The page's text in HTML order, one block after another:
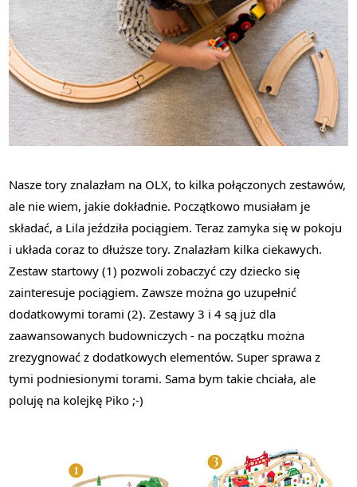
Nasze tory znalazłam na OLX, to kilka połączonych zestawów,
ale nie wiem, jakie dokładnie. Początkowo musiałam je
składać, a Lila jeździła pociągiem. Teraz zamyka się w pokoju
i układa coraz to dłuższe tory. Znalazłam kilka ciekawych.
Zestaw startowy (1) pozwoli zobaczyć czy dziecko się
zainteresuje pociągiem. Zawsze można go uzupełnić
dodatkowymi torami (2). Zestawy 3 i 4 są już dla
zaawansowanych budowniczych - na początku można
zrezygnować z dodatkowych elementów. Super sprawa z
tymi podniesionymi torami. Sama bym takie chciała, ale
poluję na kolejkę Piko ;-)